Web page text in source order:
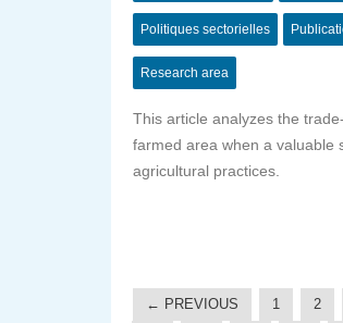
Politiques sectorielles
Research area
This article analyzes the
farmed area when a valuable
agricultural practices.
← PREVIOUS 1 2